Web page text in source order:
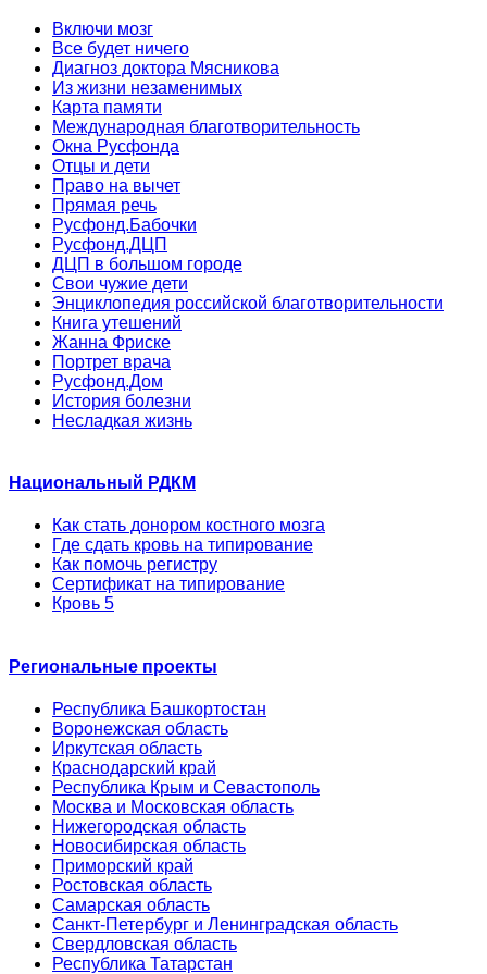
Включи мозг
Все будет ничего
Диагноз доктора Мясникова
Из жизни незаменимых
Карта памяти
Международная благотворительность
Окна Русфонда
Отцы и дети
Право на вычет
Прямая речь
Русфонд.Бабочки
Русфонд.ДЦП
ДЦП в большом городе
Свои чужие дети
Энциклопедия российской благотворительности
Книга утешений
Жанна Фриске
Портрет врача
Русфонд.Дом
История болезни
Несладкая жизнь
Национальный РДКМ
Как стать донором костного мозга
Где сдать кровь на типирование
Как помочь регистру
Сертификат на типирование
Кровь 5
Региональные проекты
Республика Башкортостан
Воронежская область
Иркутская область
Краснодарский край
Республика Крым и Севастополь
Москва и Московская область
Нижегородская область
Новосибирская область
Приморский край
Ростовская область
Самарская область
Санкт-Петербург и Ленинградская область
Свердловская область
Республика Татарстан